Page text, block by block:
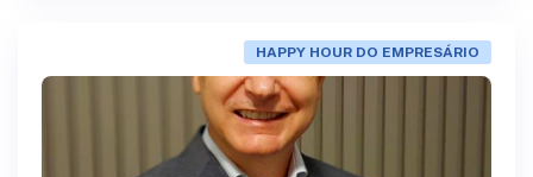
HAPPY HOUR DO EMPRESÁRIO